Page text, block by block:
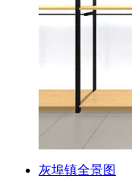
灰埠镇全景图